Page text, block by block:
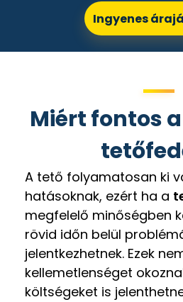
Ingyenes
Miért fontos
A tető folyamatosan ki
hatásoknak, ezért ha a
megfelelő minőségben
rövid időn belül
jelentkezhetnek. Ezek
kellemetlenséget
költségeket is